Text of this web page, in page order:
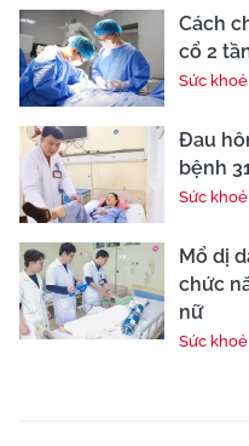
Cách
cổ 2
Sức
Đau
bệnh
Sức
Mổ dị
chức
nữ
Sức